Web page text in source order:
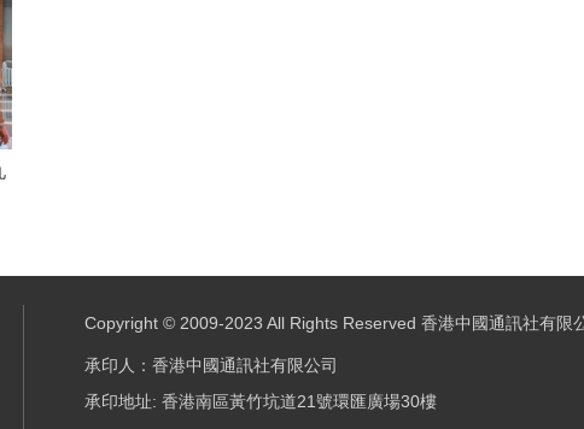
Copyright © 2009-2023 All Rights Reserved 香港中國通訊社有限
承印人：香港中國通訊社有限公司
承印地址: 香港南區黃竹坑道21號環匯廣場30樓